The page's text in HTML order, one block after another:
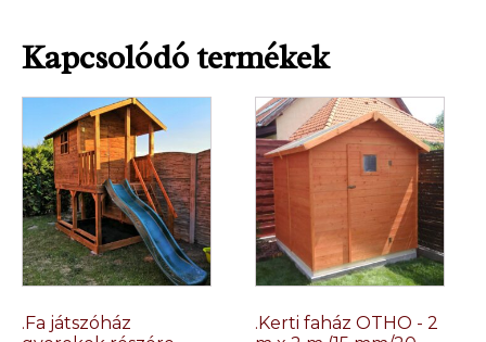
Kapcsolódó termékek
.Fa játszóház
.Kerti faház OTHO - 2